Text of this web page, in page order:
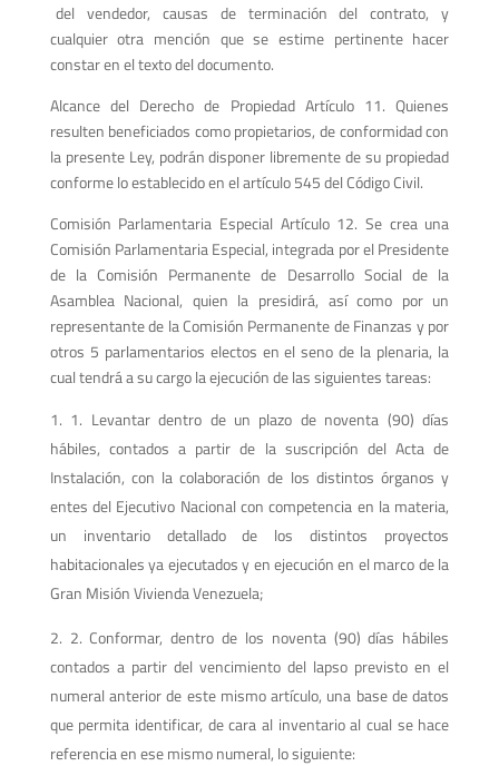
del vendedor, causas de terminación del contrato, y
cualquier otra mención que se estime pertinente hacer
constar en el texto del documento.
Alcance del Derecho de Propiedad Artículo 11. Quienes
resulten beneficiados como propietarios, de conformidad con
la presente Ley, podrán disponer libremente de su propiedad
conforme lo establecido en el artículo 545 del Código Civil.
Comisión Parlamentaria Especial Artículo 12. Se crea una
Comisión Parlamentaria Especial, integrada por el Presidente
de la Comisión Permanente de Desarrollo Social de la
Asamblea Nacional, quien la presidirá, así como por un
representante de la Comisión Permanente de Finanzas y por
otros 5 parlamentarios electos en el seno de la plenaria, la
cual tendrá a su cargo la ejecución de las siguientes tareas:
1. Levantar dentro de un plazo de noventa (90) días
hábiles, contados a partir de la suscripción del Acta de
Instalación, con la colaboración de los distintos órganos y
entes del Ejecutivo Nacional con competencia en la materia,
un inventario detallado de los distintos proyectos
habitacionales ya ejecutados y en ejecución en el marco de la
Gran Misión Vivienda Venezuela;
2. Conformar, dentro de los noventa (90) días hábiles
contados a partir del vencimiento del lapso previsto en el
numeral anterior de este mismo artículo, una base de datos
que permita identificar, de cara al inventario al cual se hace
referencia en ese mismo numeral, lo siguiente: